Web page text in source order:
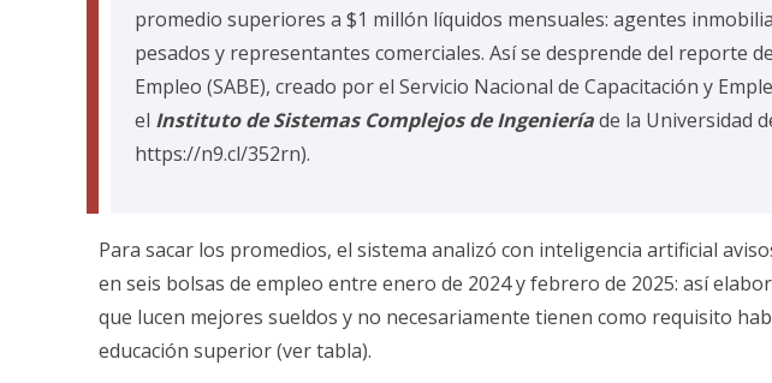
promedio superiores a $1 millón líquidos mensuales: agentes
pesados y representantes comerciales. Así se desprende del reporte
Empleo (SABE), creado por el Servicio Nacional de Capacitación y
el Instituto de Sistemas Complejos de Ingenieríade la Universidad
https://n9.cl/352rn).
Para sacar los promedios, el sistema analizó con inteligencia artificial
en seis bolsas de empleo entre enero de 2024 y febrero de 2025: así
que lucen mejores sueldos y no necesariamente tienen como requisito
educación superior (ver tabla).